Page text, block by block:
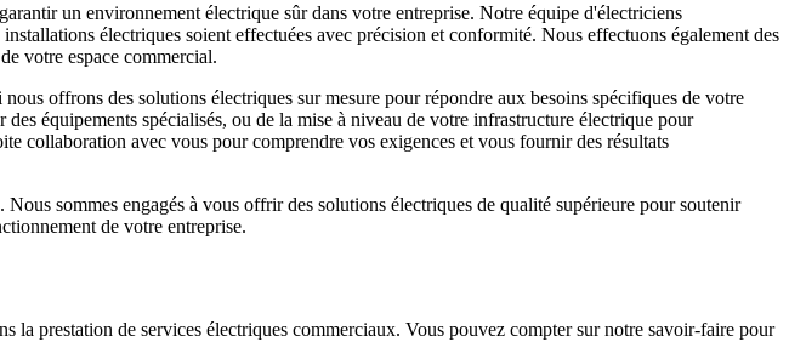
un environnement électrique sûr dans votre entreprise. Notre équipe d'électriciens
électriques soient effectuées avec précision et conformité. Nous effectuons également des
votre espace commercial.
offrons des solutions électriques sur mesure pour répondre aux besoins spécifiques de votre
équipements spécialisés, ou de la mise à niveau de votre infrastructure électrique pour
collaboration avec vous pour comprendre vos exigences et vous fournir des résultats
sommes engagés à vous offrir des solutions électriques de qualité supérieure pour soutenir
de votre entreprise.
la prestation de services électriques commerciaux. Vous pouvez compter sur notre savoir-faire pour